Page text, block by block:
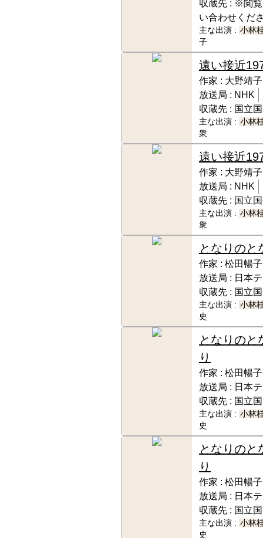
収蔵先 : ※閲覧
い合わせくだ
主な出演 : 小林
子
遠い接近
作家 : 大野靖子
放送局 : NHK
収蔵先 : 国立
主な出演 : 小林
衆
遠い接近
作家 : 大野靖子
放送局 : NHK
収蔵先 : 国立
主な出演 : 小林
衆
となりのと
作家 : 松田暢子
放送局 : 日本
収蔵先 : 国立
主な出演 : 小林
史
となりのと
り
作家 : 松田暢子
放送局 : 日本
収蔵先 : 国立
主な出演 : 小林
史
となりのと
り
作家 : 松田暢子
放送局 : 日本
収蔵先 : 国立
主な出演 : 小林
史